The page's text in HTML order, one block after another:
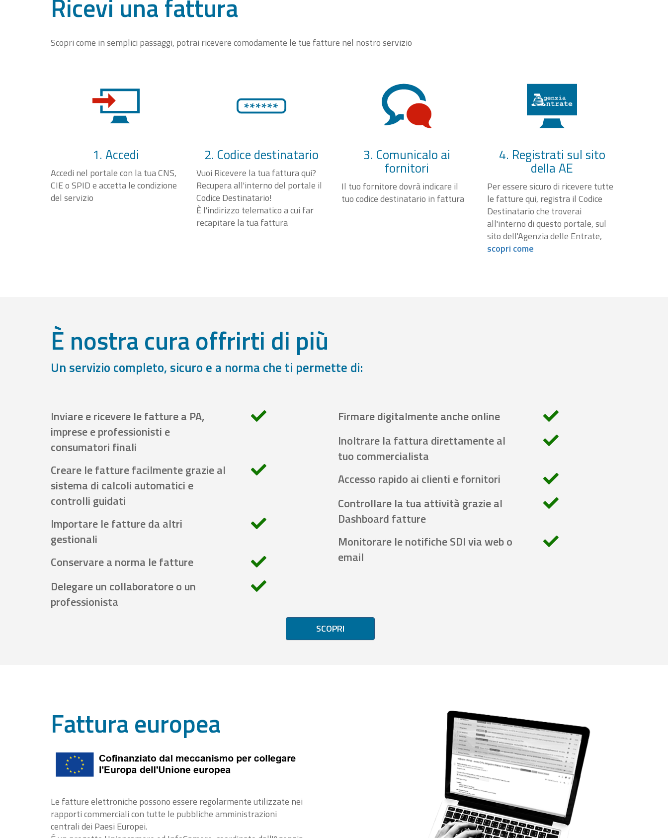
Scopri come in semplici passaggi, potrai ricevere comodamente le tue fatture nel nostro servizio
1. Accedi
Accedi nel portale con la tua CNS,
CIE o SPID e accetta le condizione
del servizio
2. Codice destinatario
Vuoi Ricevere la tua fattura qui?
Recupera all'interno del portale il
Codice Destinatario!
È l'indirizzo telematico a cui far
recapitare la tua fattura
3. Comunicalo ai
fornitori
Il tuo fornitore dovrà indicare il
tuo codice destinatario in fattura
4. Registrati sul sito
della AE
Per essere sicuro di ricevere tutte
le fatture qui, registra il Codice
Destinatario che troverai
all'interno di questo portale, sul
sito dell'Agenzia delle Entrate,
scopri come
È nostra cura offrirti di più
Un servizio completo, sicuro e a norma che ti permette di:
Inviare e ricevere le fatture a PA,
imprese e professionisti e
consumatori finali
Creare le fatture facilmente grazie al
sistema di calcoli automatici e
controlli guidati
Importare le fatture da altri
gestionali
Conservare a norma le fatture
Delegare un collaboratore o un
professionista
Firmare digitalmente anche online
Inoltrare la fattura direttamente al
tuo commercialista
Accesso rapido ai clienti e fornitori
Controllare la tua attività grazie al
Dashboard fatture
Monitorare le notifiche SDI via web o
email
SCOPRI
Fattura europea
Le fatture elettroniche possono essere regolarmente utilizzate nei
rapporti commerciali con tutte le pubbliche amministrazioni
centrali dei Paesi Europei.